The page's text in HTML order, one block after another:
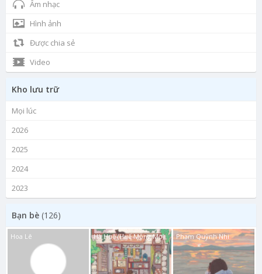
Âm nhạc
Hình ảnh
Được chia sẻ
Video
Kho lưu trữ
Mọi lúc
2026
2025
2024
2023
Bạn bè (126)
Hoa Lê Hà Huệ (Huế Mộng Mơ) Phạm Quỳnh Nhi